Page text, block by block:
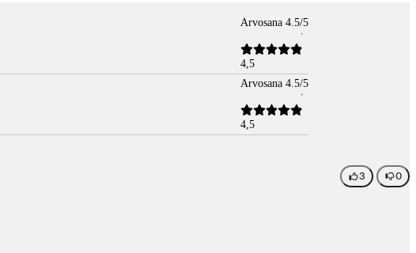
Arvosana 4.5/5
4,5
Arvosana 4.5/5
4,5
3 0